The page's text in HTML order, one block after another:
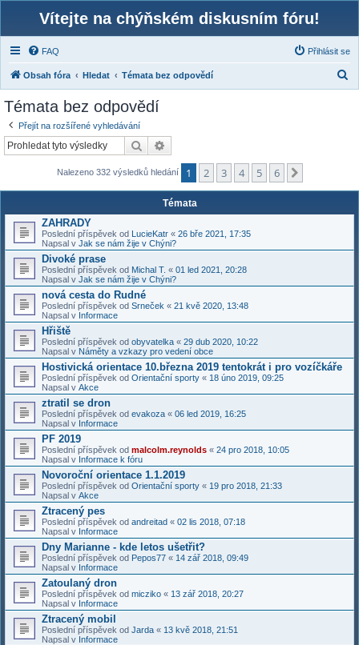
Vítejte na chýňském diskusním fóru!
FAQ Přihlásit se
Obsah fóra Hledat Témata bez odpovědí
Témata bez odpovědí
Přejít na rozšířené vyhledávání
Hledat
Nalezeno 332 výsledků hledání 1 2 3 4 5 6
Témata
ZAHRADY
Poslední příspěvek od LucieKatr « 26 bře 2021, 17:35
Napsal v Jak se nám žije v Chýni?
Divoké prase
Poslední příspěvek od Michal T. « 01 led 2021, 20:28
Napsal v Jak se nám žije v Chýni?
nová cesta do Rudné
Poslední příspěvek od Srneček « 21 kvě 2020, 13:48
Napsal v Informace
Hřiště
Poslední příspěvek od obyvatelka « 29 dub 2020, 10:22
Napsal v Náměty a vzkazy pro vedení obce
Hostivická orientace 10.března 2019 tentokrát i pro vozíčkáře
Poslední příspěvek od Orientační sporty « 18 úno 2019, 09:25
Napsal v Akce
ztratil se dron
Poslední příspěvek od evakoza « 06 led 2019, 16:25
Napsal v Informace
PF 2019
Poslední příspěvek od malcolm.reynolds « 24 pro 2018, 10:05
Napsal v Informace k fóru
Novoroční orientace 1.1.2019
Poslední příspěvek od Orientační sporty « 19 pro 2018, 21:33
Napsal v Akce
Ztracený pes
Poslední příspěvek od andreitad « 02 lis 2018, 07:18
Napsal v Informace
Dny Marianne - kde letos ušetřit?
Poslední příspěvek od Pepos77 « 14 zář 2018, 09:49
Napsal v Informace
Zatoulaný dron
Poslední příspěvek od micziko « 13 zář 2018, 20:27
Napsal v Informace
Ztracený mobil
Poslední příspěvek od Jarda « 13 kvě 2018, 21:51
Napsal v Informace